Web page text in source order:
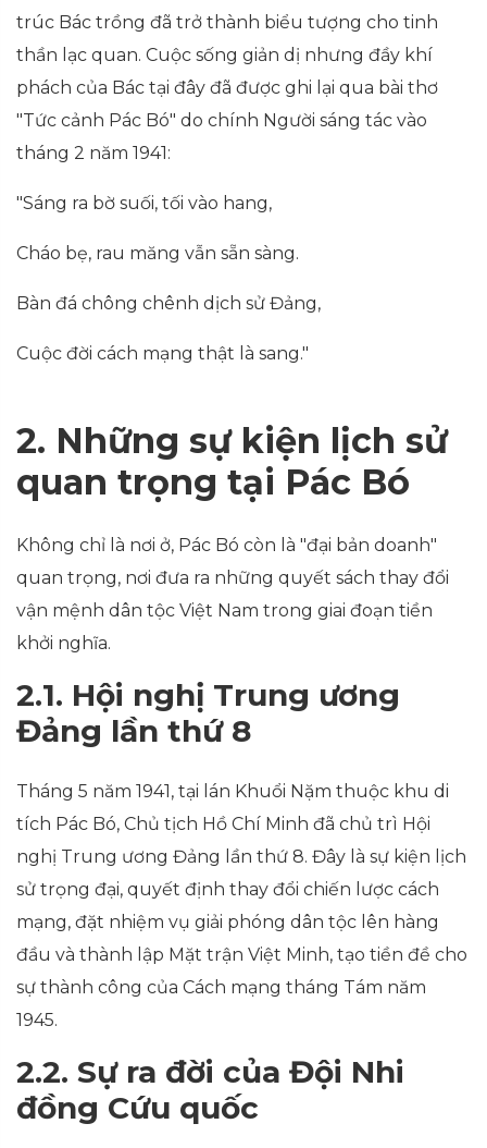
trúc Bác trồng đã trở thành biểu tượng cho tinh
thần lạc quan. Cuộc sống giản dị nhưng đầy khí
phách của Bác tại đây đã được ghi lại qua bài thơ
"Tức cảnh Pác Bó" do chính Người sáng tác vào
tháng 2 năm 1941:
"Sáng ra bờ suối, tối vào hang,
Cháo bẹ, rau măng vẫn sẵn sàng.
Bàn đá chông chênh dịch sử Đảng,
Cuộc đời cách mạng thật là sang."
2. Những sự kiện lịch sử
quan trọng tại Pác Bó
Không chỉ là nơi ở, Pác Bó còn là "đại bản doanh"
quan trọng, nơi đưa ra những quyết sách thay đổi
vận mệnh dân tộc Việt Nam trong giai đoạn tiền
khởi nghĩa.
2.1. Hội nghị Trung ương
Đảng lần thứ 8
Tháng 5 năm 1941, tại lán Khuổi Nặm thuộc khu di
tích Pác Bó, Chủ tịch Hồ Chí Minh đã chủ trì Hội
nghị Trung ương Đảng lần thứ 8. Đây là sự kiện lịch
sử trọng đại, quyết định thay đổi chiến lược cách
mạng, đặt nhiệm vụ giải phóng dân tộc lên hàng
đầu và thành lập Mặt trận Việt Minh, tạo tiền đề cho
sự thành công của Cách mạng tháng Tám năm
1945.
2.2. Sự ra đời của Đội Nhi
đồng Cứu quốc